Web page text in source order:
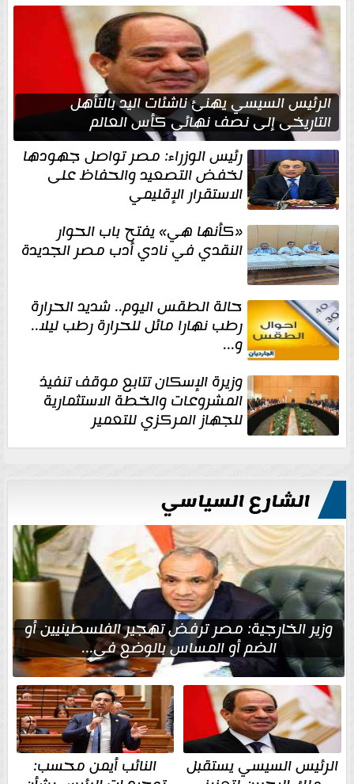
الرئيس السيسي يهنئ ناشئات اليد بالتأهل
التاريخي إلى نصف نهائي كأس العالم
رئيس الوزراء: مصر تواصل جهودها
لخفض التصعيد والحفاظ على
الاستقرار الإقليمي
«كأنها هي» يفتح باب الحوار
النقدي في نادي أدب مصر الجديدة
حالة الطقس اليوم.. شديد الحرارة
رطب نهارا مائل للحرارة رطب ليلا..
و...
وزيرة الإسكان تتابع موقف تنفيذ
المشروعات والخطة الاستثمارية
للجهاز المركزي للتعمير
الشارع السياسي
وزير الخارجية: مصر ترفض تهجير الفلسطينيين أو
الضم أو المساس بالوضع في...
الرئيس السيسي يستقبل النائب أيمن محسب: